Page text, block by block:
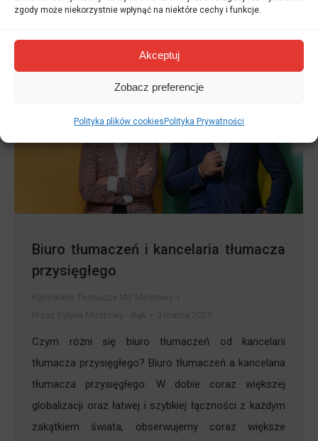
zgody może niekorzystnie wpłynąć na niektóre cechy i funkcje.
Akceptuj
Zobacz preferencje
Polityka plików cookiesPolityka Prywatności
w…
Biuro tłumaczeń i kancelaria tłumacza
przysięgłego
Czym różni się biuro tłumaczeń od kancelarii
tłumacza przysięgłego? Biuro tłumaczeń a kancelaria
tłumacza przysięgłego: W dobie coraz większej
globalizacji oraz łatwej i szybkiej łączności z każdym
zakątkiem świata, obserwujemy coraz większe